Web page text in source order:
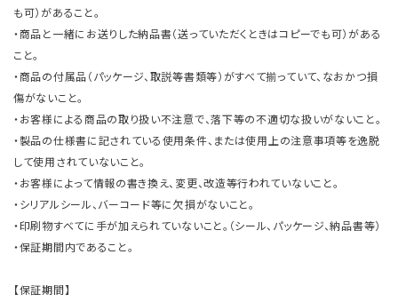
も可）があること。
・商品と一緒にお送りした納品書（送っていただくときはコピーでも可）がある
こと。
・商品の付属品（パッケージ、取説等書類等）がすべて揃っていて、なおかつ損
傷がないこと。
・お客様による商品の取り扱い不注意で、落下等の不適切な扱いがないこと。
・製品の仕様書に記されている使用条件、または使用上の注意事項等を逸脱
して使用されていないこと。
・お客様によって情報の書き換え、変更、改造等行われていないこと。
・シリアルシール、バーコード等に欠損がないこと。
・印刷物すべてに手が加えられていないこと。（シール、パッケージ、納品書等）
・保証期間内であること。
【保証期間】